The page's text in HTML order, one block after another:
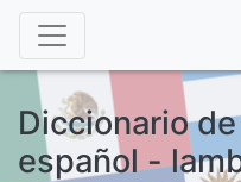
Diccionario
español -